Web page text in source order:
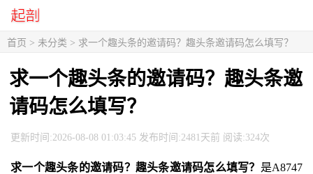
首页 > 未分类 > 求一个趣头条的邀请码？趣头条邀请码怎么填写？
求一个趣头条的邀请码？趣头条邀
请码怎么填写？
更新时间:2026-08-08 01:03:45 发布时间:2481天前 阅读:324次
求一个趣头条的邀请码？趣头条邀请码怎么填写？ 是A8747